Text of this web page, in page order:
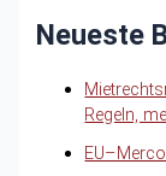
Neueste
Regeln,